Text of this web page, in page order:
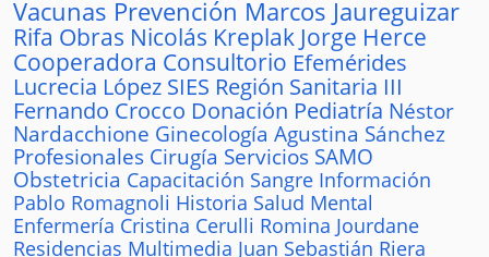
Vacunas Prevención Marcos Jaureguizar
Rifa Obras Nicolás Kreplak Jorge Herce
Cooperadora Consultorio Efemérides
Lucrecia López SIES Región Sanitaria III
Fernando Crocco Donación Pediatría Néstor
Nardacchione Ginecología Agustina Sánchez
Profesionales Cirugía Servicios SAMO
Obstetricia Capacitación Sangre Información
Pablo Romagnoli Historia Salud Mental
Enfermería Cristina Cerulli Romina Jourdane
Residencias Multimedia Juan Sebastián Riera